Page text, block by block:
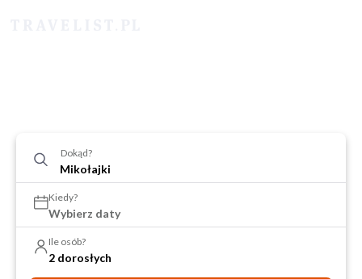
Dokąd?
Kiedy?
Wybierz daty
Ile osób?
2 dorosłych